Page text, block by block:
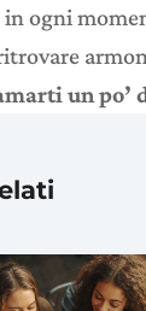
in ogni
un po’